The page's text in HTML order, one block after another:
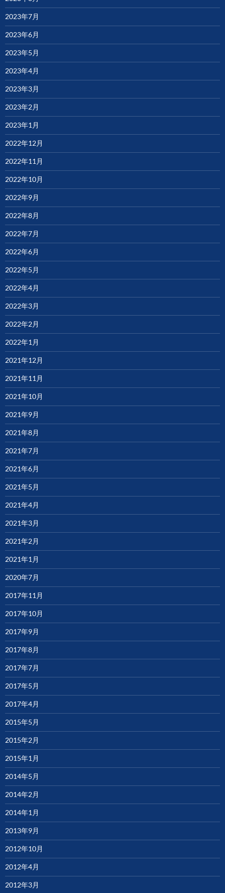
2023年7月
2023年6月
2023年5月
2023年4月
2023年3月
2023年2月
2023年1月
2022年12月
2022年11月
2022年10月
2022年9月
2022年8月
2022年7月
2022年6月
2022年5月
2022年4月
2022年3月
2022年2月
2022年1月
2021年12月
2021年11月
2021年10月
2021年9月
2021年8月
2021年7月
2021年6月
2021年5月
2021年4月
2021年3月
2021年2月
2021年1月
2020年7月
2017年11月
2017年10月
2017年9月
2017年8月
2017年7月
2017年5月
2017年4月
2015年5月
2015年2月
2015年1月
2014年5月
2014年2月
2014年1月
2013年9月
2012年10月
2012年4月
2012年3月